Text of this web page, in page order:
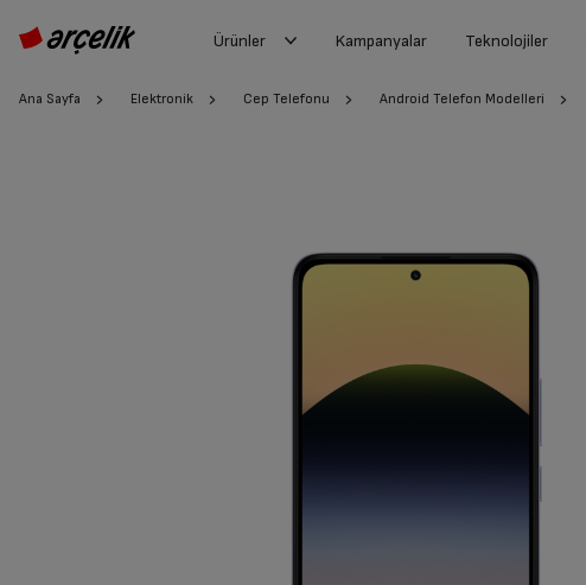
Ürünler Kampanyalar Teknolojiler
Ana Sayfa Elektronik Cep Telefonu Android Telefon Modelleri